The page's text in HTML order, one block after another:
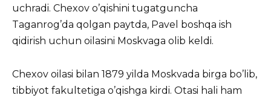
uchradi. Chexov o’qishini tugatguncha
Taganrog’da qolgan paytda, Pavel boshqa ish
qidirish uchun oilasini Moskvaga olib keldi.
Chexov oilasi bilan 1879 yilda Moskvada birga bo’lib,
tibbiyot fakultetiga o’qishga kirdi. Otasi hali ham